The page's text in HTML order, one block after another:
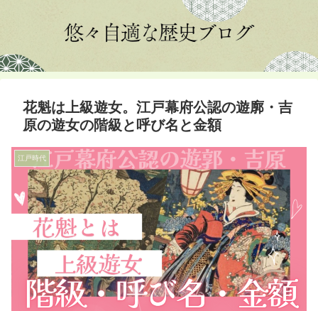
花魁は上級遊女。江戸幕府公認の遊廓・吉
原の遊女の階級と呼び名と金額
江戸時代